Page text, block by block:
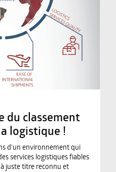
du classement
logistique !
d’un environnement qui
services logistiques fiables
juste titre reconnu et